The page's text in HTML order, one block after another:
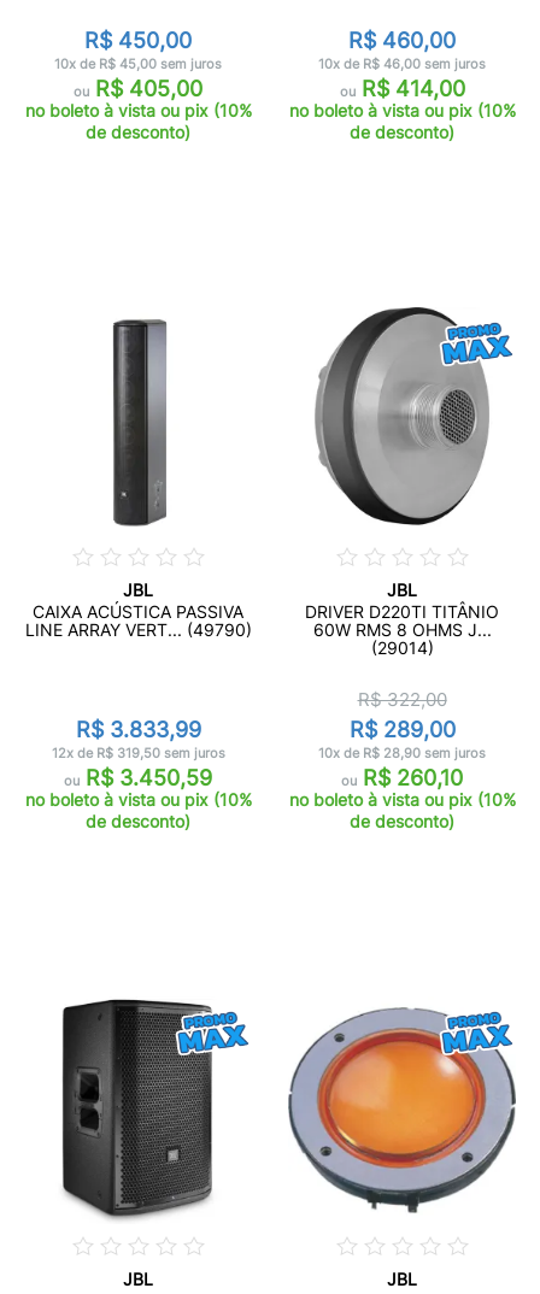
R$ 450,00
10x de R$ 45,00 sem juros
ou R$ 405,00
no boleto à vista ou pix (10%
de desconto)
R$ 460,00
10x de R$ 46,00 sem juros
ouR$ 414,00
no boleto à vista ou pix (10%
de desconto)
JBL
CAIXA ACÚSTICA PASSIVA
LINE ARRAY VERT... (49790)
R$ 3.833,99
12x de R$ 319,50 sem juros
ou R$ 3.450,59
no boleto à vista ou pix (10%
de desconto)
JBL
DRIVER D220TI TITÂNIO
60W RMS 8 OHMS J...
(29014)
R$ 322,00
R$ 289,00
10x de R$ 28,90 sem juros
ou R$ 260,10
no boleto à vista ou pix (10%
de desconto)
JBL
JBL